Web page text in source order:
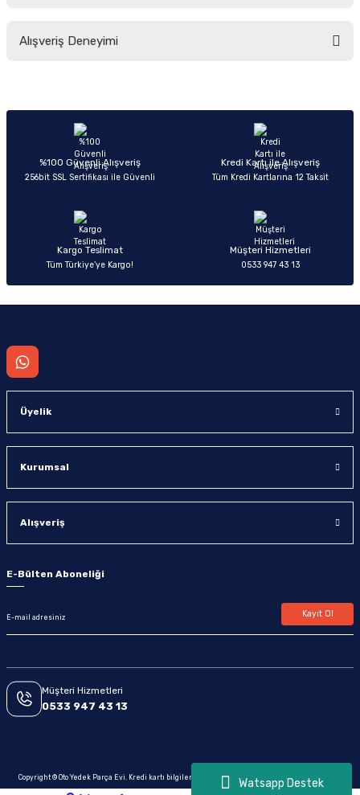
Watsapp Destek
yetersiz gördüğünüz noktaları öneri formunu kullanarak tarafımıza
Ürün açıklamasında eksik bilgiler bulunuyor.
Ürün bilgilerinde hatalar bulunuyor.
Ürün fiyatı diğer sitelerden daha pahalı.
Alışveriş Deneyimi
Sitemize ilk yorumu siz yapın!
%100 Güvenli Alışveriş
256bit SSL Sertifikası ile Güvenli
Kredi Kartı ile Alışveriş
Tüm Kredi Kartlarına 12 Taksit
Kargo Teslimat
Tüm Türkiye’ye Kargo!
Müşteri Hizmetleri
0533 947 43 13
Üyelik
Kurumsal
Alışveriş
E-Bülten Aboneliği
Kayıt Ol
Müşteri Hizmetleri
0533 947 43 13
Copyright © Oto Yedek Parça Evi. Kredi kartı bilgileriniz 256bit SSL sertifikası ile korunmaktadır.